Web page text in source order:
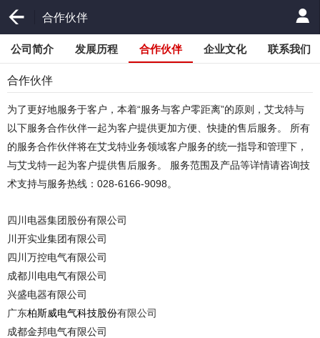
合作伙伴
公司简介 发展历程 合作伙伴 企业文化 联系我们
合作伙伴
为了更好地服务于客户，本着“服务与客户零距离”的原则，艾戈特与
以下服务合作伙伴一起为客户提供更加方便、快捷的售后服务。 所有
的服务合作伙伴将在艾戈特业务领域客户服务的统一指导和管理下，
与艾戈特一起为客户提供售后服务。 服务范围及产品等详情请咨询技
术支持与服务热线：028-6166-9098。
四川电器集团股份有限公司
川开实业集团有限公司
四川万控电气有限公司
成都川电电气有限公司
兴盛电器有限公司
广东柏斯威电气科技股份有限公司
成都金邦电气有限公司